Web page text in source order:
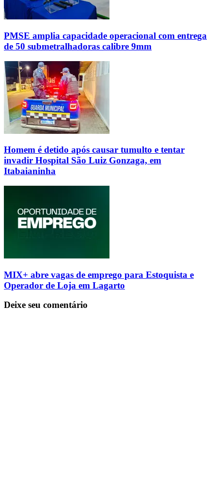
PMSE amplia capacidade operacional com entrega
de 50 submetralhadoras calibre 9mm
Homem é detido após causar tumulto e tentar
invadir Hospital São Luiz Gonzaga, em
Itabaianinha
MIX+ abre vagas de emprego para Estoquista e
Operador de Loja em Lagarto
Deixe seu comentário